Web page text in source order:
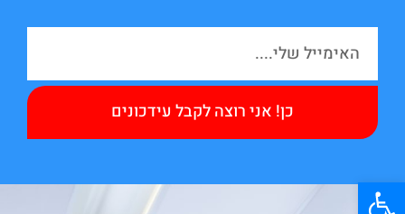
פתח סרגל נגישות
כן! אני רוצה לקבל עידכונים